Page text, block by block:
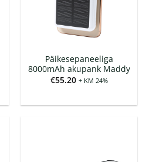
Päikesepaneeliga
8000mAh akupank Maddy
€55.20 + KM 24%